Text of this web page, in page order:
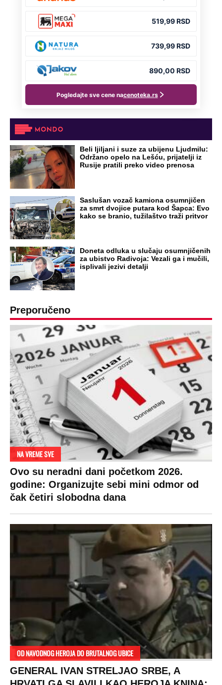
Preporučeno
NA VREME SVE
Ovo su neradni dani početkom 2026.
godine: Organizujte sebi mini odmor od
čak četiri slobodna dana
OD NAVODNOG HEROJA DO BRUTALNOG UBICE
GENERAL IVAN STRELJAO SRBE, A
HRVATI GA SLAVILI KAO HEROJA KNINA:
Par godina kasnije išao od kuće do kuće i
UBIJAO!
DRAMA ZBOG LJUBAVNE PRIČE
Zbog svadbe trudne Srpkinje i Albanca
proradio nacionalizam! Popljuvali ih samo
tako: "Ti si svoje srpsko izdala"